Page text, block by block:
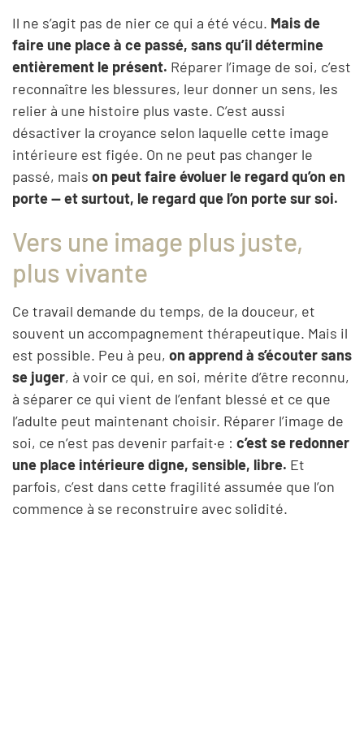
Il ne s’agit pas de nier ce qui a été vécu. Mais de
faire une place à ce passé, sans qu’il détermine
entièrement le présent. Réparer l’image de soi, c’est
reconnaître les blessures, leur donner un sens, les
relier à une histoire plus vaste. C’est aussi
désactiver la croyance selon laquelle cette image
intérieure est figée. On ne peut pas changer le
passé, mais on peut faire évoluer le regard qu’on en
porte — et surtout, le regard que l’on porte sur soi.
Vers une image plus juste,
plus vivante
Ce travail demande du temps, de la douceur, et
souvent un accompagnement thérapeutique. Mais il
est possible. Peu à peu, on apprend à s’écouter sans
se juger, à voir ce qui, en soi, mérite d’être reconnu,
à séparer ce qui vient de l’enfant blessé et ce que
l’adulte peut maintenant choisir. Réparer l’image de
soi, ce n’est pas devenir parfait·e : c’est se redonner
une place intérieure digne, sensible, libre. Et
parfois, c’est dans cette fragilité assumée que l’on
commence à se reconstruire avec solidité.